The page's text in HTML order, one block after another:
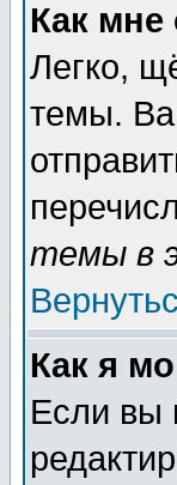
Как мне
Легко,
темы.
темы в
Как я
Если вы